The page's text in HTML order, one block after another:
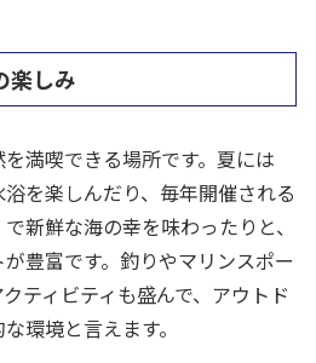
楽しみ
満喫できる場所です。夏には
浴を楽しんだり、毎年開催される
新鮮な海の幸を味わったりと、
豊富です。釣りやマリンスポー
ティビティも盛んで、アウトド
環境と言えます。